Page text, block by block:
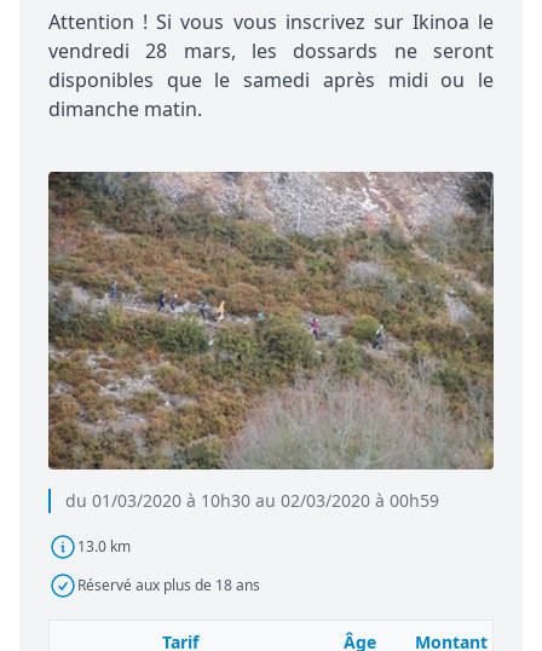
du 01/03/2020 à 10h30 au 02/03/2020 à 00h59
13.0 km
Réservé aux plus de 18 ans
Attention ! Si vous vous inscrivez sur Ikinoa le
vendredi 28 mars, les dossards ne seront
disponibles que le samedi après midi ou le
dimanche matin.
Tarif Âge Montant